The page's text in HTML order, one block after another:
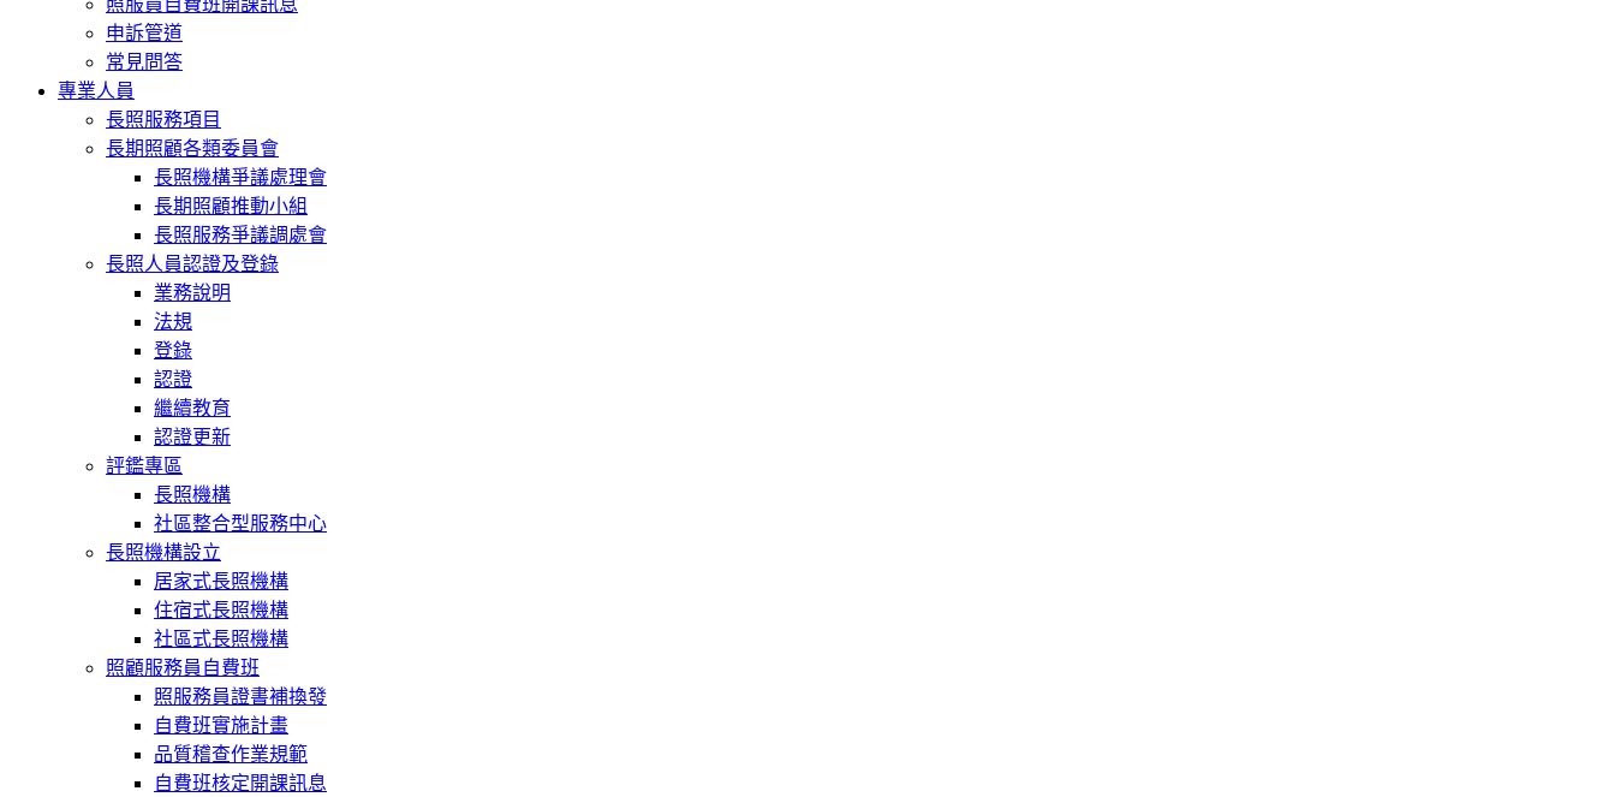
申訴管道
常見問答
專業人員
長照服務項目
長期照顧各類委員會
長照機構爭議處理會
長期照顧推動小組
長照服務爭議調處會
長照人員認證及登錄
業務說明
法規
登錄
認證
繼續教育
認證更新
評鑑專區
長照機構
社區整合型服務中心
長照機構設立
居家式長照機構
住宿式長照機構
社區式長照機構
照顧服務員自費班
照服務員證書補換發
自費班實施計畫
品質稽查作業規範
自費班核定開課訊息